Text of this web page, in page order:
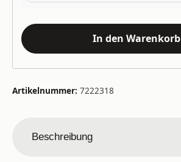
In den Warenkorb
Artikelnummer: 7222318
Beschreibung